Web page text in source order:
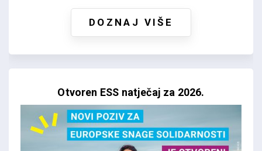
DOZNAJ VIŠE
Otvoren ESS natječaj za 2026.